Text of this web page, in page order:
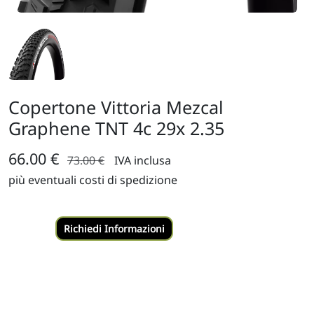
Copertone Vittoria Mezcal
Graphene TNT 4c 29x 2.35
66.00 € 73.00 €
IVA inclusa
più eventuali costi di spedizione